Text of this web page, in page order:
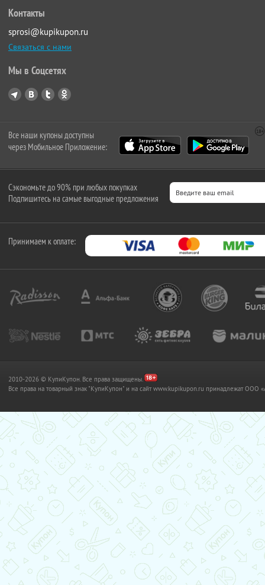
Контакты
sprosi@kupikupon.ru
Связаться с нами
Мы в Соцсетях
Все наши купоны доступны
через Мобильное Приложение:
Сэкономьте до 90% при любых покупках
Подпишитесь на самые выгодные предложения
Принимаем к оплате:
2010-2026 © КупиКупон. Все права защищены.
Все права на товарный знак "КупиКупон" и на сайт www.kupikupon.ru принадлежат